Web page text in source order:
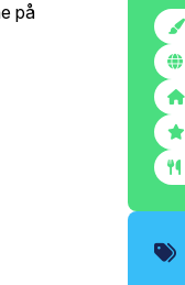
på